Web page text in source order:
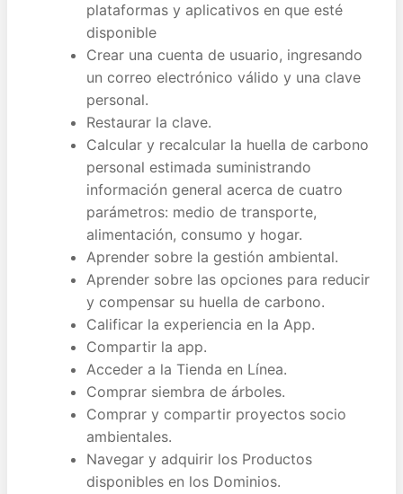
plataformas y aplicativos en que esté
disponible
Crear una cuenta de usuario, ingresando
un correo electrónico válido y una clave
personal.
Restaurar la clave.
Calcular y recalcular la huella de carbono
personal estimada suministrando
información general acerca de cuatro
parámetros: medio de transporte,
alimentación, consumo y hogar.
Aprender sobre la gestión ambiental.
Aprender sobre las opciones para reducir
y compensar su huella de carbono.
Calificar la experiencia en la App.
Compartir la app.
Acceder a la Tienda en Línea.
Comprar siembra de árboles.
Comprar y compartir proyectos socio
ambientales.
Navegar y adquirir los Productos
disponibles en los Dominios.